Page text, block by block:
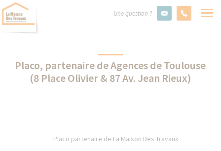
Une question ?
Placo, partenaire de Agences de Toulouse
(8 Place Olivier & 87 Av. Jean Rieux)
Placo partenaire de La Maison Des Travaux